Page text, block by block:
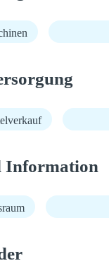
Information